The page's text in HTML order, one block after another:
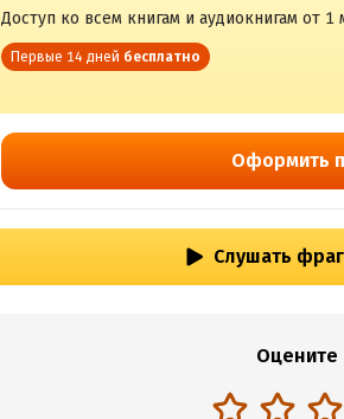
Доступ ко всем книгам и аудиокнигам от 1
Первые 14 дней бесплатно
Оформить
Слушать
Оцените